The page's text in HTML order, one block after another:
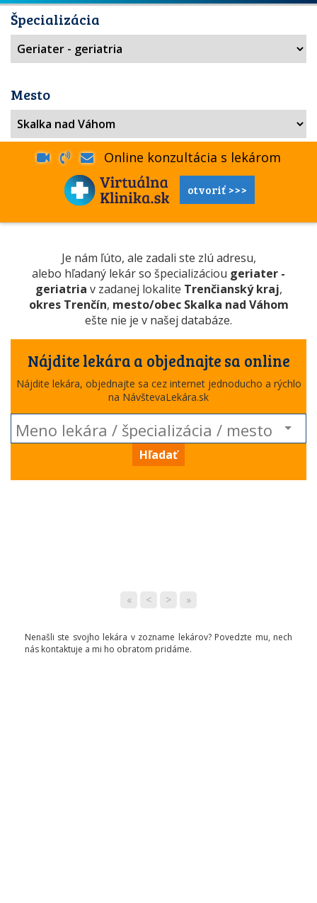
Špecializácia
Mesto
Online konzultácia s lekárom
otvoriť >>>
Je nám ľúto, ale zadali ste zlú adresu,
alebo hľadaný lekár so špecializáciou geriater -
geriatria v zadanej lokalite Trenčianský kraj,
okres Trenčín, mesto/obec Skalka nad Váhom
ešte nie je v našej databáze.
Nájdite lekára a objednajte sa online
Nájdite lekára, objednajte sa cez internet jednoducho a rýchlo
na NávštevaLekára.sk
Hľadať
« < > »
Nenašli ste svojho lekára v zozname lekárov? Povedzte mu, nech
nás kontaktuje a mi ho obratom pridáme.